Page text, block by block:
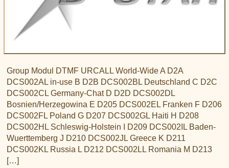
Group Modul DTMF URCALL World-Wide A D2A
DCS002AL in-use B D2B DCS002BL Deutschland C D2C
DCS002CL Germany-Chat D D2D DCS002DL
Bosnien/Herzegowina E D205 DCS002EL Franken F D206
DCS002FL Poland G D207 DCS002GL Haiti H D208
DCS002HL Schleswig-Holstein I D209 DCS002IL Baden-
Wuerttemberg J D210 DCS002JL Greece K D211
DCS002KL Russia L D212 DCS002LL Romania M D213
[…]